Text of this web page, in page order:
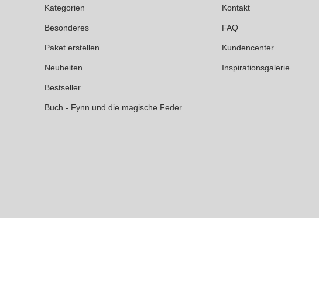
Kategorien
Besonderes
Paket erstellen
Neuheiten
Bestseller
Buch - Fynn und die magische Feder
Kontakt
FAQ
Kundencenter
Inspirationsgalerie